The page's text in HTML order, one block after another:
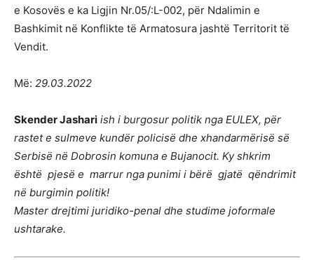
e Kosovës e ka Ligjin Nr.05/:L-002, për Ndalimin e
Bashkimit në Konflikte të Armatosura jashtë Territorit të
Vendit.
Më: 29.03.2022
Skender Jashari ish i burgosur politik nga EULEX, për
rastet e sulmeve kundër policisë dhe xhandarmërisë së
Serbisë në Dobrosin komuna e Bujanocit. Ky shkrim
është pjesë e marrur nga punimi i bërë gjatë qëndrimit
në burgimin politik!
Master drejtimi juridiko-penal dhe studime joformale
ushtarake.